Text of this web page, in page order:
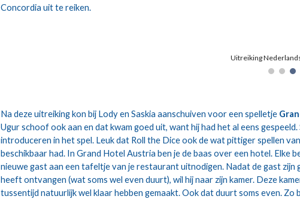
Concordia uit te reiken.
Uitreiking
Na deze uitreiking kon bij Lody en Saskia aanschuiven voor een spelletje
Ugur schoof ook aan en dat kwam goed uit, want hij had het al eens gespeeld.
introduceren in het spel. Leuk dat Roll the Dice ook de wat pittiger spellen
beschikbaar had. In Grand Hotel Austria ben je de baas over een hotel. Elke
nieuwe gast aan een tafeltje van je restaurant uitnodigen. Nadat de gast zijn
heeft ontvangen (wat soms wel even duurt), wil hij naar zijn kamer. Deze
tussentijd natuurlijk wel klaar hebben gemaakt. Ook dat duurt soms even. Zo